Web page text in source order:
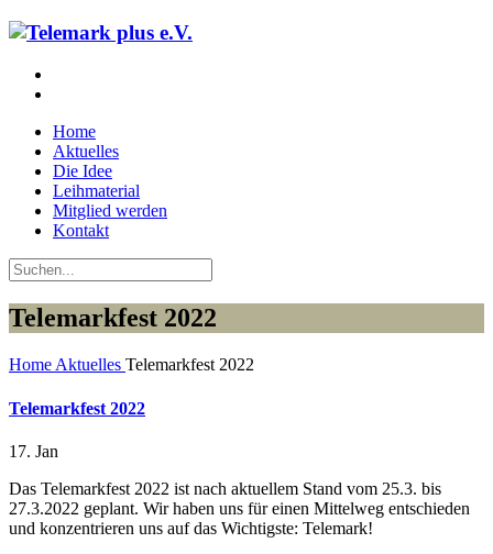
Home
Aktuelles
Die Idee
Leihmaterial
Mitglied werden
Kontakt
Telemarkfest 2022
Home Aktuelles Telemarkfest 2022
Telemarkfest 2022
17. Jan
Das Telemarkfest 2022 ist nach aktuellem Stand vom 25.3. bis
27.3.2022 geplant. Wir haben uns für einen Mittelweg entschieden
und konzentrieren uns auf das Wichtigste: Telemark!